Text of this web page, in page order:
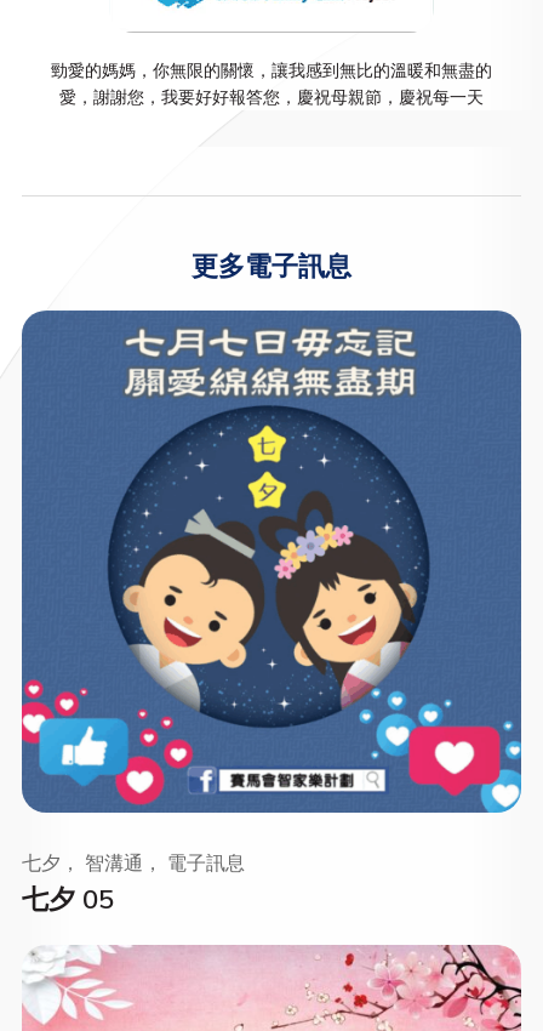
勁愛的媽媽，你無限的關懷，讓我感到無比的溫暖和無盡的
愛，謝謝您，我要好好報答您，慶祝母親節，慶祝每一天
更多電子訊息
七夕 05
七夕， 智溝通， 電子訊息